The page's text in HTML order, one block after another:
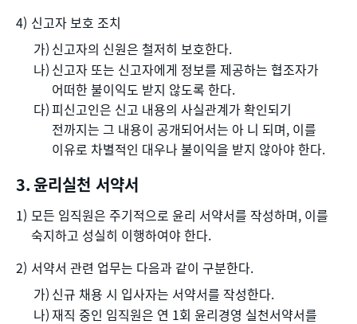
신고자 보호 조치
신고자의 신원은 철저히 보호한다.
신고자 또는 신고자에게 정보를 제공하는 협조자가
어떠한 불이익도 받지 않도록 한다.
피신고인은 신고 내용의 사실관계가 확인되기
전까지는 그 내용이 공개되어서는 아 니 되며, 이를
이유로 차별적인 대우나 불이익을 받지 않아야 한다.
윤리실천 서약서
모든 임직원은 주기적으로 윤리 서약서를 작성하며, 이를
숙지하고 성실히 이행하여야 한다.
서약서 관련 업무는 다음과 같이 구분한다.
신규 채용 시 입사자는 서약서를 작성한다.
재직 중인 임직원은 연 1회 윤리경영 실천서약서를